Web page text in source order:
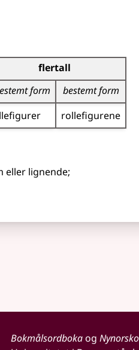
flertall
form
bestemt form
rollefigurene
eller lignende;
Bokmålsordbokaog